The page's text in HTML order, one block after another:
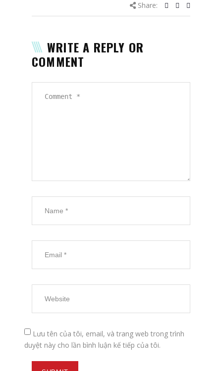
Share:
WRITE A REPLY OR
COMMENT
Lưu tên của tôi, email, và trang web trong trình
duyệt này cho lần bình luận kế tiếp của tôi.